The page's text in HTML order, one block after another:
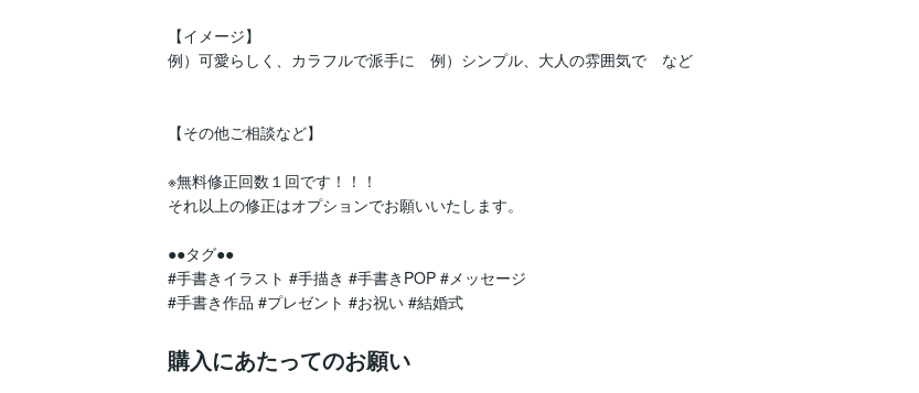
【イメージ】
例）可愛らしく、カラフルで派手に　例）シンプル、大人の雰囲気で　など
【その他ご相談など】
※無料修正回数１回です！！！
それ以上の修正はオプションでお願いいたします。
●●タグ●●
#手書きイラスト #手描き #手書きPOP #メッセージ
#手書き作品 #プレゼント #お祝い #結婚式
購入にあたってのお願い